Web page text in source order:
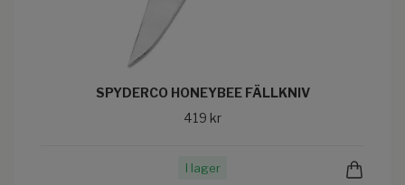
SPYDERCO HONEYBEE FÄLLKNIV
419 kr
I lager